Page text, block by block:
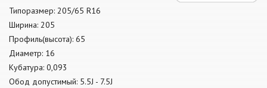
Типоразмер: 205/65 R16
Ширина: 205
Профиль(высота): 65
Диаметр: 16
Кубатура: 0,093
Обод допустимый: 5.5J - 7.5J